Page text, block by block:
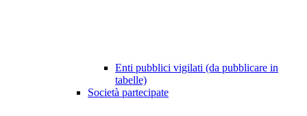
Enti pubblici vigilati (da pubblicare in
tabelle)
Società partecipate